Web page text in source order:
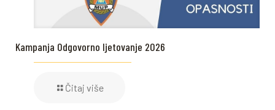
Kampanja Odgovorno ljetovanje 2026
Čitaj više